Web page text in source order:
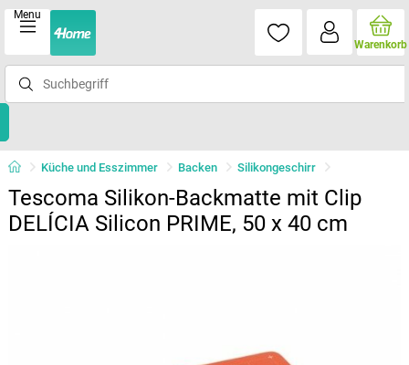
Menu
Warenkorb
Küche und Esszimmer Backen Silikongeschirr
Tescoma Silikon-Backmatte mit Clip
DELÍCIA Silicon PRIME, 50 x 40 cm